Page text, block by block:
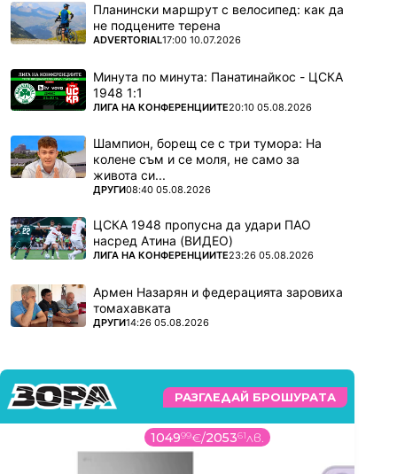
Планински маршрут с велосипед: как да
не подцените терена
ПОВЕЧЕ ОТ
ADVERTORIAL17:00 10.07.2026
Минута по минута: Панатинайкос - ЦСКА
1948 1:1
ПОВЕЧЕ ОТ
ЛИГА НА КОНФЕРЕНЦИИТЕ20:10 05.08.2026
Шампион, борещ се с три тумора: На
колене съм и се моля, не само за
живота си...
ПОВЕЧЕ ОТ
ДРУГИ08:40 05.08.2026
ЦСКА 1948 пропусна да удари ПАО
насред Атина (ВИДЕО)
ПОВЕЧЕ ОТ
ЛИГА НА КОНФЕРЕНЦИИТЕ23:26 05.08.2026
Армен Назарян и федерацията заровиха
томахавката
ПОВЕЧЕ ОТ
ДРУГИ14:26 05.08.2026
РАЗГЛЕДАЙ БРОШУРАТА
104999€/205361лв.